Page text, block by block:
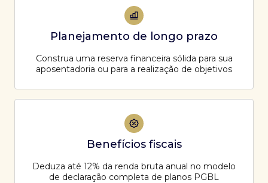
Planejamento de longo prazo
Construa uma reserva financeira sólida para sua
aposentadoria ou para a realização de objetivos
Benefícios fiscais
Deduza até 12% da renda bruta anual no modelo
de declaração completa de planos PGBL